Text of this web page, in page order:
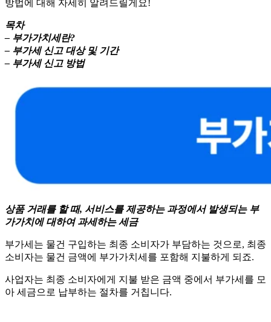
방법에 대해 자세히 알려드릴게요!
목차
– 부가가치세란?
– 부가세 신고 대상 및 기간
– 부가세 신고 방법
상품 거래를 할 때, 서비스를 제공하는 과정에서 발생되는 부
가가치에 대하여 과세하는 세금
부가세는 물건 구입하는 최종 소비자가 부담하는 것으로, 최종
소비자는 물건 금액에 부가가치세를 포함해 지불하게 되죠.
사업자는 최종 소비자에게 지불 받은 금액 중에서 부가세를 모
아 세금으로 납부하는 절차를 거칩니다.